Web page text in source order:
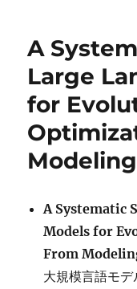
ー
A
Large
for
A Systematic
Models for
From
大規模言語モ